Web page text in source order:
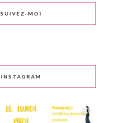
SUIVEZ-MOI
INSTAGRAM